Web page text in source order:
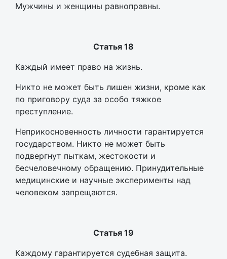
Мужчины и женщины равноправны.
Статья 18
Каждый имеет право на жизнь.
Никто не может быть лишен жизни, кроме как
по приговору суда за особо тяжкое
преступление.
Неприкосновенность личности гарантируется
государством. Никто не может быть
подвергнут пыткам, жестокости и
бесчеловечному обращению. Принудительные
медицинские и научные эксперименты над
человеком запрещаются.
Статья 19
Каждому гарантируется судебная защита.